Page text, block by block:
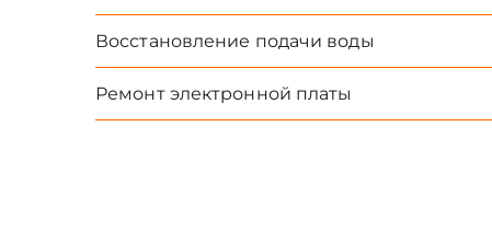
Восстановление подачи воды
Ремонт электронной платы